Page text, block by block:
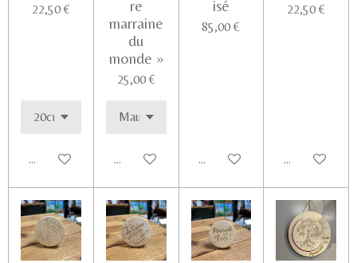
22,50 €
Ajouter au panier
re
marraine
du
monde »
25,00 €
Ajouter au panier
isé
85,00 €
Ajouter au panier
22,50 €
Voir les